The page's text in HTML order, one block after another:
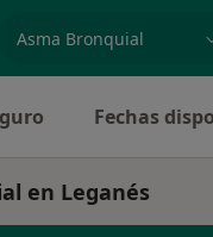
especialidad,
Fechas
en Leganés